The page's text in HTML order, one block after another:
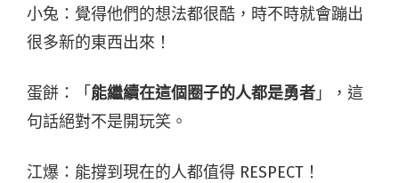
小兔：覺得他們的想法都很酷，時不時就會蹦出
很多新的東西出來！
蛋餅：「 能繼續在這個圈子的人都是勇者 」，這
句話絕對不是開玩笑。
江爆：能撐到現在的人都值得 RESPECT！